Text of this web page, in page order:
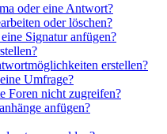
oder eine Antwort?
oder löschen?
Signatur anfügen?
erstellen?
Umfrage?
Foren nicht zugreifen?
anfügen?